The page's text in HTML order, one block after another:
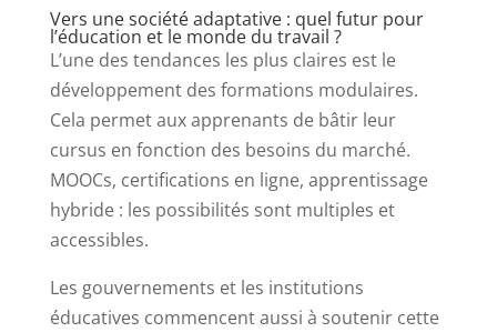
Vers une société adaptative : quel futur pour
l’éducation et le monde du travail ?
L’une des tendances les plus claires est le
développement des formations modulaires.
Cela permet aux apprenants de bâtir leur
cursus en fonction des besoins du marché.
MOOCs, certifications en ligne, apprentissage
hybride : les possibilités sont multiples et
accessibles.
Les gouvernements et les institutions
éducatives commencent aussi à soutenir cette